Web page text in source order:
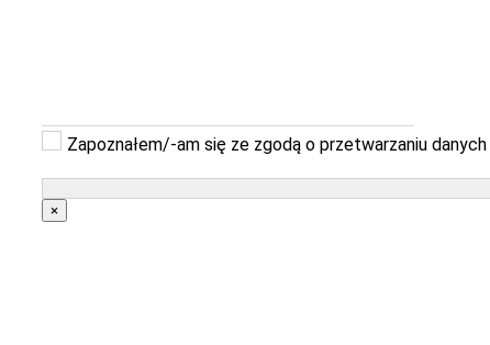
Zapoznałem/-am się ze zgodą o przetwarzaniu
×